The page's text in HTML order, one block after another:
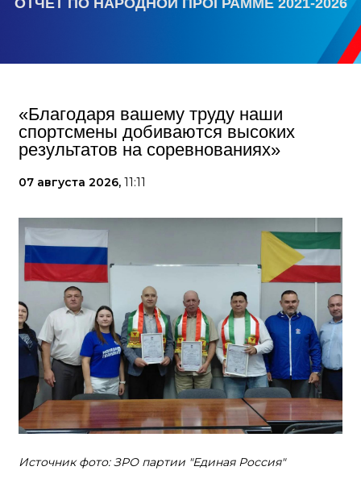
ОТЧЕТ ПО НАРОДНОЙ ПРОГРАММЕ 2021-2026
«Благодаря вашему труду наши
спортсмены добиваются высоких
результатов на соревнованиях»
07 августа 2026, 11:11
Источник фото: ЗРО партии "Единая Россия"